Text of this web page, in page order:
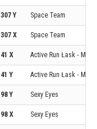
307 Y Space Team
307 X Space Team
41 X Active Run Łask - Men
41 Y Active Run Łask - Men
98 Y Sexy Eyes
98 X Sexy Eyes